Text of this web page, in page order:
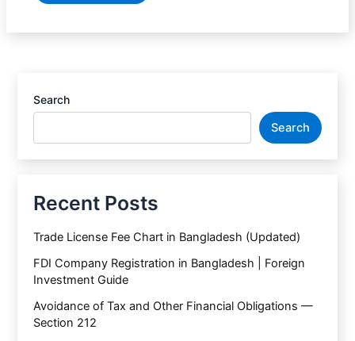
Search
Search
Recent Posts
Trade License Fee Chart in Bangladesh (Updated)
FDI Company Registration in Bangladesh | Foreign
Investment Guide
Avoidance of Tax and Other Financial Obligations —
Section 212